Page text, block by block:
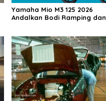
Yamaha Mio M3 125 2026
Andalkan Bodi Ramping dan